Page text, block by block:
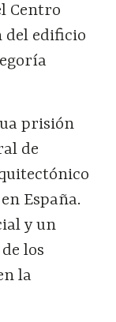
Centro
del edificio
prisión
de
España.
y un
los
la